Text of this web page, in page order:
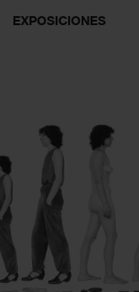
EXPOSICIONES